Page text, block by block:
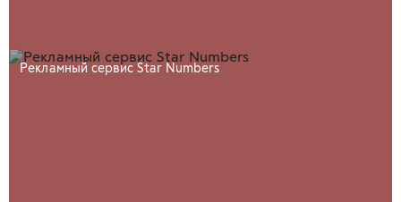
Рекламный сервис Star Numbers